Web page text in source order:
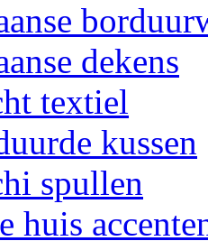
dekens
textiel
kussen
spullen
huis